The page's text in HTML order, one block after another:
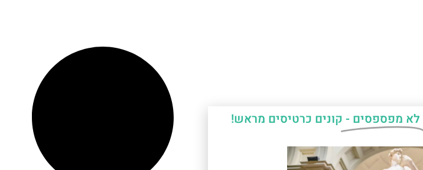
לא מפספסים - קונים כרטיסים מראש!